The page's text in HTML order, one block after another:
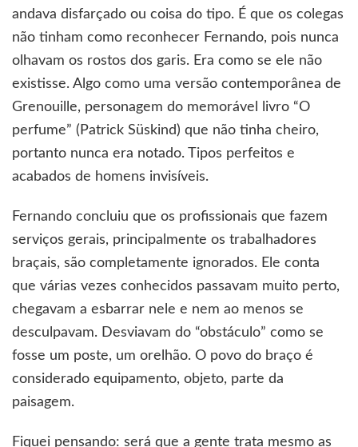
andava disfarçado ou coisa do tipo. É que os colegas
não tinham como reconhecer Fernando, pois nunca
olhavam os rostos dos garis. Era como se ele não
existisse. Algo como uma versão contemporânea de
Grenouille, personagem do memorável livro “O
perfume” (Patrick Süskind) que não tinha cheiro,
portanto nunca era notado. Tipos perfeitos e
acabados de homens invisíveis.
Fernando concluiu que os profissionais que fazem
serviços gerais, principalmente os trabalhadores
braçais, são completamente ignorados. Ele conta
que várias vezes conhecidos passavam muito perto,
chegavam a esbarrar nele e nem ao menos se
desculpavam. Desviavam do “obstáculo” como se
fosse um poste, um orelhão. O povo do braço é
considerado equipamento, objeto, parte da
paisagem.
Fiquei pensando: será que a gente trata mesmo as